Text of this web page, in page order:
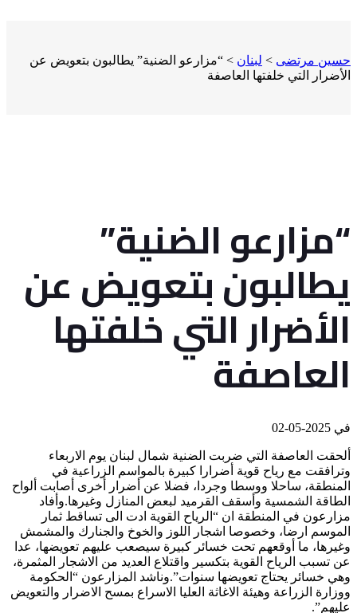
حسين مرتضى > لبنان > “مزارعو الضنية” يطالبون بتعويض عن
الأضرار التي خلفتها العاصفة
“مزارعو الضنية”
يطالبون بتعويض عن
الأضرار التي خلفتها
العاصفة
في
ألحقت العاصفة التي ضربت الضنية شمال لبنان يوم الاربعاء
وترافقت مع رياح قوية أضرارا كبيرة بالمواسم الزراعية في
المنطقة، ساحلا ووسطا وجردا، فضلا عن أضرار أخرى أصابت ألواح
الطاقة الشمسية وأسقف القرميد لبعض المنازل وغيرها.وأفاد
مزارعون في المنطقة ان “الرياح القوية ادت الى تساقط ثمار
الموسم ارضا، وخصوصا اشجار اللوز والخوخ والجنارك والمشمش
وغيرها، ما أوقعهم تحت خسائر كبيرة سيصعب عليهم تعويضها، عدا
عن تسبب الرياح القوية بتكسير واقتلاع العديد من الاشجار المثمرة،
وهي خسائر يحتاج تعويضها سنوات”.وناشد المزارعون “الحكومة
ووزارة الزراعة وهيئة الاغاثة العليا الاسراع بمسح الاضرار والتعويض
عليهم”.